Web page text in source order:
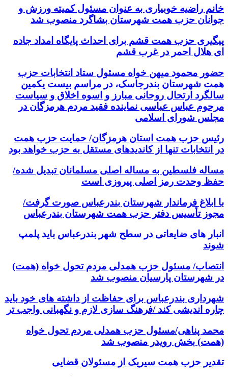
خانم راضیه خوبیاری به عنوان مسئول کمیته ورزش و
جوانان حزب همت شهرستان بشاگرد منصوب شد
پیگیری حزب همت قشم برای احداث پایگاه امداد جاده
ای هلال احمر در غرب قشم
حضور محمود میهن خواه مسئول ستاد انتخابات حزب
همت شهرستان بندرجاسک، در مراسم بیست یکمین
سالگرد ارتحال روحانی مبارز و اسوه اخلاق و سیاست
مرحوم عباس عباسی نماینده فقید مردم هرمزگان در
مجلس شورای اسلامی
رئیس حزب همت استان هرمزگان/ حمایت حزب همت
در انتخابات تنها از کاندیدهای مستقل به حزب خواهد بود
مساله فلسطین به مساله اصلی مسلمانان تبدیل شده/
حفظ وحدت رمز اصلی پیروزی است
با ابلاغ فرماندار شهرستان بندرعباس صورت گرفت/
مجوز تأسیس دفتر حزب همت شهرستان بندرعباس
انبار های ضایعاتی در سطح شهر بندرعباس باید پلمپ
شوند
انتصاب/ مسئول حزب همدلی مردم تحول خواه (همت)
در شهرستان پارسیان منصوب شد
شهرداری بندرعباس برای حفاظت از داشته های خود باید
چاره اندیشی کند /فرهنگ سازی لازم و نگهبانی واجب تر
محمد پناهی/مسئول حزب همدلی مردم تحول خواه
(همت) بخش رویدر منصوب شد
تقدیر حزب همت سیریک از مسئولان قضایی